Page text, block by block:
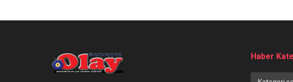
Haber
Haber